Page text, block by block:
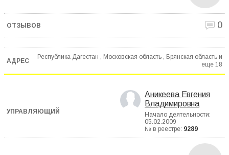
0
Республика Дагестан , Московская область , Брянская область и
еще 18
Аникеева Евгения
Владимировна
Начало деятельности:
05.02.2009
№ в реестре: 9289